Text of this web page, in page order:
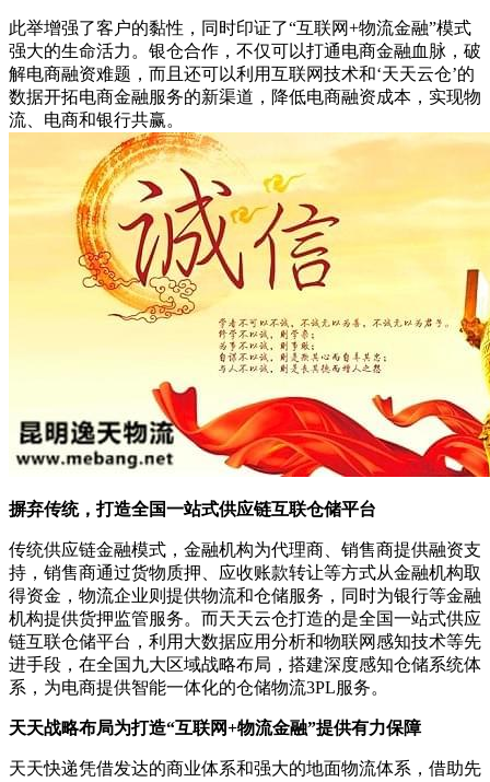
此举增强了客户的黏性，同时印证了“互联网+物流金融”模式
强大的生命活力。银仓合作，不仅可以打通电商金融血脉，破
解电商融资难题，而且还可以利用互联网技术和‘天天云仓’的
数据开拓电商金融服务的新渠道，降低电商融资成本，实现物
流、电商和银行共赢。
摒弃传统，打造全国一站式供应链互联仓储平台
传统供应链金融模式，金融机构为代理商、销售商提供融资支
持，销售商通过货物质押、应收账款转让等方式从金融机构取
得资金，物流企业则提供物流和仓储服务，同时为银行等金融
机构提供货押监管服务。而天天云仓打造的是全国一站式供应
链互联仓储平台，利用大数据应用分析和物联网感知技术等先
进手段，在全国九大区域战略布局，搭建深度感知仓储系统体
系，为电商提供智能一体化的仓储物流3PL服务。
天天战略布局为打造“互联网+物流金融”提供有力保障
天天快递凭借发达的商业体系和强大的地面物流体系，借助先